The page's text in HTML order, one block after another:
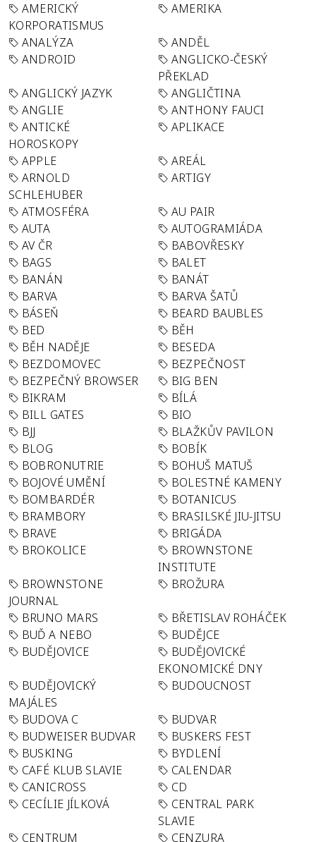
AMERICKÝ
KORPORATISMUS
AMERIKA
ANALÝZA
ANDĚL
ANDROID
ANGLICKO-ČESKÝ
PŘEKLAD
ANGLICKÝ JAZYK
ANGLIČTINA
ANGLIE
ANTHONY FAUCI
ANTICKÉ
HOROSKOPY
APLIKACE
APPLE
AREÁL
ARNOLD
SCHLEHUBER
ARTIGY
ATMOSFÉRA
AU PAIR
AUTA
AUTOGRAMIÁDA
AV ČR
BABOVŘESKY
BAGS
BALET
BANÁN
BANÁT
BARVA
BARVA ŠATŮ
BÁSEŇ
BEARD BAUBLES
BED
BĚH
BĚH NADĚJE
BESEDA
BEZDOMOVEC
BEZPEČNOST
BEZPEČNÝ BROWSER
BIG BEN
BIKRAM
BÍLÁ
BILL GATES
BIO
BJJ
BLAŽKŮV PAVILON
BLOG
BOBÍK
BOBRONUTRIE
BOHUŠ MATUŠ
BOJOVÉ UMĚNÍ
BOLESTNÉ KAMENY
BOMBARDÉR
BOTANICUS
BRAMBORY
BRASILSKÉ JIU-JITSU
BRAVE
BRIGÁDA
BROKOLICE
BROWNSTONE
INSTITUTE
BROWNSTONE
JOURNAL
BROŽURA
BRUNO MARS
BŘETISLAV ROHÁČEK
BUĎ A NEBO
BUDĚJCE
BUDĚJOVICE
BUDĚJOVICKÉ
EKONOMICKÉ DNY
BUDĚJOVICKÝ
MAJÁLES
BUDOUCNOST
BUDOVA C
BUDVAR
BUDWEISER BUDVAR
BUSKERS FEST
BUSKING
BYDLENÍ
CAFÉ KLUB SLAVIE
CALENDAR
CANICROSS
CD
CECÍLIE JÍLKOVÁ
CENTRAL PARK
SLAVIE
CENTRUM
CENZURA